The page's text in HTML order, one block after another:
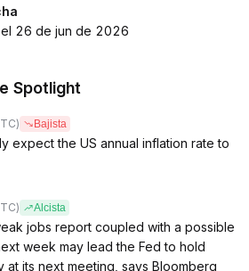
26 de jun de 2026
Spotlight
Bajista
expect the US annual inflation rate to
Alcista
jobs report coupled with a possible
week may lead the Fed to hold
at its next meeting, says Bloomberg